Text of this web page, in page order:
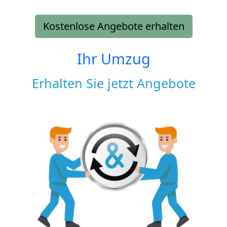
Kostenlose Angebote erhalten
Ihr Umzug
Erhalten Sie jetzt Angebote